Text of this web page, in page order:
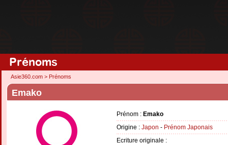
Prénoms
Asie360.com > Prénoms
Emako
Prénom : Emako
Origine : Japon - Prénom Japonais
Ecriture originale :